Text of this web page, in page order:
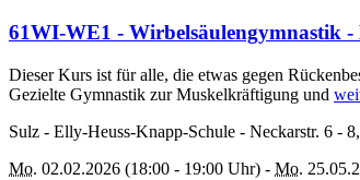
61WI-WE1 - Wirbelsäulengymnastik
Dieser Kurs ist für alle, die etwas gegen
Gezielte Gymnastik zur Muskelkräftigung und
Sulz - Elly-Heuss-Knapp-Schule - Neckarstr. 6 -
Mo. 02.02.2026 (18:00 - 19:00 Uhr) - Mo.